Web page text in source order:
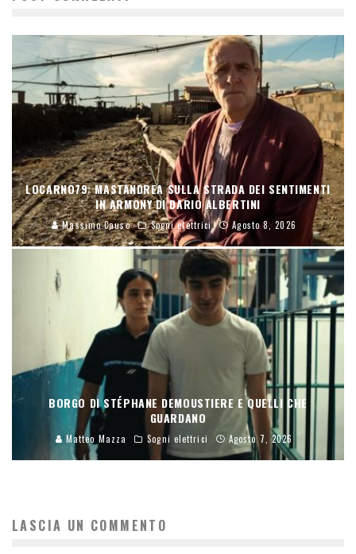
LOCARNO79: MASTANDREA SULLA STRADA DEI SENTIMENTI
IN ARMONY DI DARIO ALBERTINI
Massimo Causo Sogni elettrici Agosto 8, 2026
BORGO DI STÉPHANE DEMOUSTIERE E QUELLI CHE
GUARDANO
Matteo Mazza Sogni elettrici Agosto 7, 2026
LASCIA UN COMMENTO